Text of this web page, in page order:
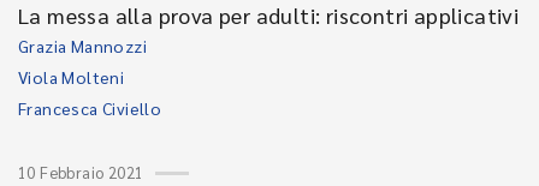
La messa alla prova per adulti: riscontri applicativi
Grazia Mannozzi
Viola Molteni
Francesca Civiello
10 Febbraio 2021